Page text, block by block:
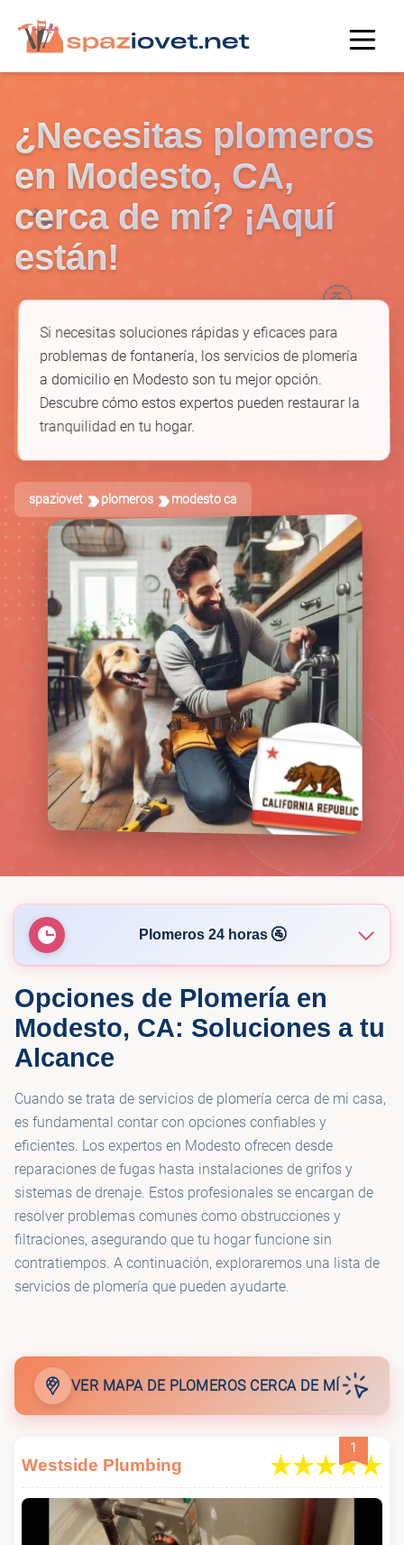
🔧
🚰
🛁
🚿
🪠
¿Necesitas plomeros
en Modesto, CA,
cerca de mí? ¡Aquí
están!
Si necesitas soluciones rápidas y eficaces para
problemas de fontanería, los servicios de plomería
a domicilio en Modesto son tu mejor opción.
Descubre cómo estos expertos pueden restaurar la
tranquilidad en tu hogar.
spaziovet plomeros modesto ca
Plomeros 24 horas 🚰
🚰 Motherflushers Plumbing
🚰 Top Tier Plumbing Inc.
🚰 Noble Plumbing
🚰 A-1 Quality Plumbing
🚰 Roto-Rooter Plumbing & Drain Services
🚰 Herk's Plumbing
🚰 Discount Plumbing
🚰 Preferred Plumbing & Drain
Opciones de Plomería en
Modesto, CA: Soluciones a tu
Alcance
Cuando se trata de servicios de plomería cerca de mi casa,
es fundamental contar con opciones confiables y
eficientes. Los expertos en Modesto ofrecen desde
reparaciones de fugas hasta instalaciones de grifos y
sistemas de drenaje. Estos profesionales se encargan de
resolver problemas comunes como obstrucciones y
filtraciones, asegurando que tu hogar funcione sin
contratiempos. A continuación, exploraremos una lista de
servicios de plomería que pueden ayudarte.
VER MAPA DE PLOMEROS CERCA DE MÍ
1
Westside Plumbing